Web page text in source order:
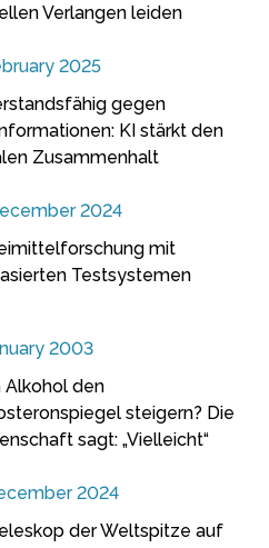
Verlangen leiden
2025
gegen
KI stärkt den
Zusammenhalt
2024
mit
Testsystemen
2003
Alkohol den
steigern? Die
sagt: „Vielleicht“
2024
der Weltspitze auf